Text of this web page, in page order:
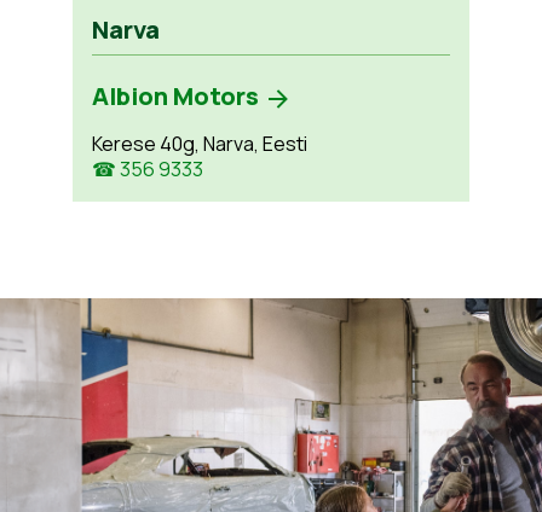
Narva
Albion Motors
Kerese 40g, Narva, Eesti
☎ 356 9333